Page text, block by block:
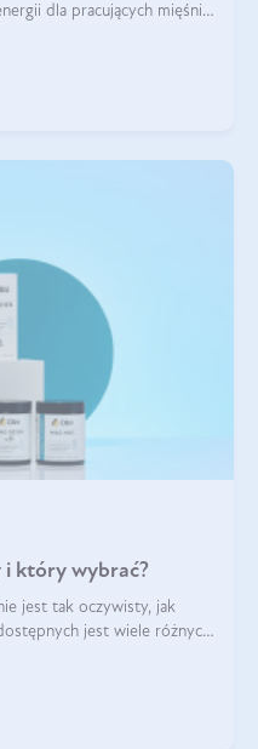
dla pracujących mięśni.
i który wybrać?
jest tak oczywisty, jak
jest wiele różnych